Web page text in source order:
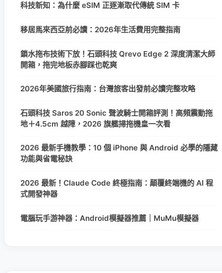
科技新知：為什麼 eSIM 正逐漸取代傳統 SIM 卡
移居馬來西亞前必讀：2026年生活費用完整指南
鎖水拖布技術下放！石頭科技 Qrevo Edge 2 深度清潔大師
開箱，拖完地板赤腳踩也乾爽
2026年美國旅行指南：台灣旅客出發前必讀完整攻略
石頭科技 Saros 20 Sonic 聲波騎士開箱評測！高頻震動拖
地＋4.5cm 越障，2026 旗艦掃拖機皇一次看
2026 最新手機教學：10 個 iPhone 與 Android 必學的隱藏
功能與省電秘訣
2026 最新！Claude Code 終極指南：顛覆終端機的 AI 程
式開發神器
電腦玩手游神器：Android模擬器推薦｜MuMu模擬器